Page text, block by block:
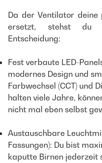
Da der Ventilator
ersetzt, stehst du
Entscheidung:
Fest verbaute LED-
modernes Design und
Farbwechsel (CCT) und
halten viele Jahre,
nicht mal eben selbst
Austauschbare
Fassungen): Du bist
kaputte Birnen jederzeit